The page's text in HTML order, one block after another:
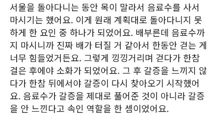
서울을 돌아다니는 동안 목이 말라서 음료수를 사서
마시기는 했어요. 이게 원래 계획대로 돌아다니지 못
하게 한 요인 중 하나가 되었어요. 배부른데 음료수까
지 마시니까 진짜 배가 터질 거 같아서 한동안 걷는 게
너무 힘들었거든요. 그렇게 낑낑거리며 걷다가 한참
걸은 후에야 소화가 되었어요. 그 후 갈증을 느끼지 않
다가 한참 뒤에서야 갈증이 다시 찾아오기 시작했어
요. 음료수가 갈증을 제대로 풀어준 것이 아니라 갈증
을 안 느낀다고 속인 역할을 한 셈이었어요.